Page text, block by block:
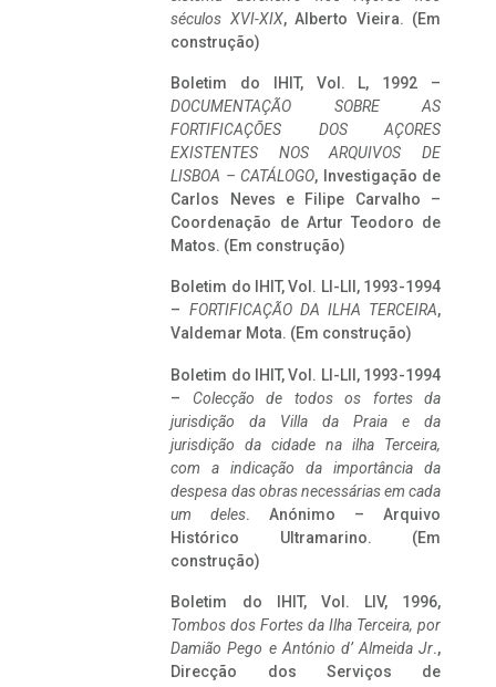
séculos XVI-XIX, Alberto Vieira. (Em
construção)
Boletim do IHIT, Vol. L, 1992 –
DOCUMENTAÇÃO SOBRE AS
FORTIFICAÇÕES DOS AÇORES
EXISTENTES NOS ARQUIVOS DE
LISBOA – CATÁLOGO, Investigação de
Carlos Neves e Filipe Carvalho –
Coordenação de Artur Teodoro de
Matos. (Em construção)
Boletim do IHIT, Vol. LI-LII, 1993-1994
– FORTIFICAÇÃO DA ILHA TERCEIRA,
Valdemar Mota. (Em construção)
Boletim do IHIT, Vol. LI-LII, 1993-1994
– Colecção de todos os fortes da
jurisdição da Villa da Praia e da
jurisdição da cidade na ilha Terceira,
com a indicação da importância da
despesa das obras necessárias em cada
um deles. Anónimo – Arquivo
Histórico Ultramarino. (Em
construção)
Boletim do IHIT, Vol. LIV, 1996,
Tombos dos Fortes da Ilha Terceira, por
Damião Pego e António d’ Almeida Jr.,
Direcção dos Serviços de